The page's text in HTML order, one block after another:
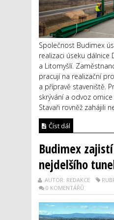
Společnost Budimex
realizaci úseku dálnice
a Litomyšlí.
pracují na realizační
a přípravě staveniště.
skrývání a odvoz
Stavaři rovněž zahájili
Číst dál
Budimex
nejdelšího
AUTOR: REDAKCE
0 KOMENTÁŘŮ